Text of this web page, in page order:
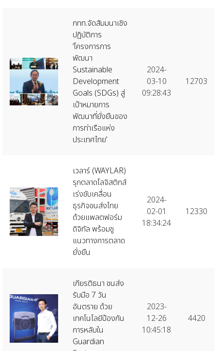
กทท.จัดสัมมนาเชิง
ปฏิบัติการ
‘โครงการการ
พัฒนา
Sustainable
Development
Goals (SDGs) สู่
เป้าหมายการ
พัฒนาที่ยั่งยืนของ
การท่าเรือแห่ง
ประเทศไทย’
2024-
03-10
09:28:43
12703
เวลาร์ (WAYLAR)
รุกตลาดโลจิสติกส์
เร่งขับเคลื่อน
ธุรกิจขนส่งไทย
ด้วยแพลตฟอร์ม
ดิจิทัล พร้อมชู
แนวทางการตลาด
ยั่งยืน
2024-
02-01
18:34:24
12330
เกียรติธนา ขนส่ง
รับมือ 7 วัน
อันตราย ด้วย
เทคโนโลยีป้องกัน
การหลับใน
Guardian
2023-
12-26
10:45:18
4420